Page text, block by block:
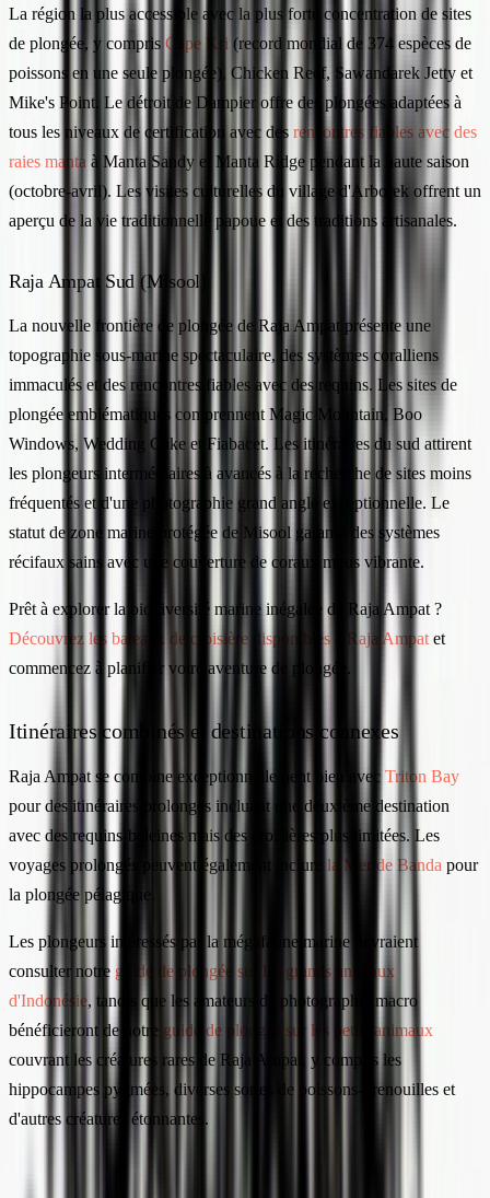
La région la plus accessible avec la plus forte concentration de sites
de plongée, y compris Cape Kri (record mondial de 374 espèces de
poissons en une seule plongée), Chicken Reef, Sawandarek Jetty et
Mike's Point. Le détroit de Dampier offre des plongées adaptées à
tous les niveaux de certification avec des rencontres fiables avec des
raies manta à Manta Sandy et Manta Ridge pendant la haute saison
(octobre-avril). Les visites culturelles du village d'Arborek offrent un
aperçu de la vie traditionnelle papoue et des traditions artisanales.
Raja Ampat Sud (Misool)
La nouvelle frontière de plongée de Raja Ampat présente une
topographie sous-marine spectaculaire, des systèmes coralliens
immaculés et des rencontres fiables avec des requins. Les sites de
plongée emblématiques comprennent Magic Mountain, Boo
Windows, Wedding Cake et Fiabacet. Les itinéraires du sud attirent
les plongeurs intermédiaires à avancés à la recherche de sites moins
fréquentés et d'une photographie grand angle exceptionnelle. Le
statut de zone marine protégée de Misool garantit des systèmes
récifaux sains avec une couverture de coraux mous vibrante.
Prêt à explorer la biodiversité marine inégalée de Raja Ampat ?
Découvrez les bateaux de croisière disponibles à Raja Ampat et
commencez à planifier votre aventure de plongée.
Itinéraires combinés et destinations connexes
Raja Ampat se combine exceptionnellement bien avec Triton Bay
pour des itinéraires prolongés incluant une deuxième destination
avec des requins-baleines mais des croisières plus limitées. Les
voyages prolongés peuvent également inclure la Mer de Banda pour
la plongée pélagique.
Les plongeurs intéressés par la mégafaune marine devraient
consulter notre guide de plongée sur les grands animaux
d'Indonésie, tandis que les amateurs de photographie macro
bénéficieront de notre guide de plongée sur les petits animaux
couvrant les créatures rares de Raja Ampat, y compris les
hippocampes pygmées, diverses sortes de poissons-grenouilles et
d'autres créatures étonnantes.